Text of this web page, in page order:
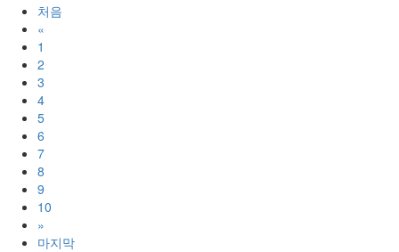
처음
«
1
2
3
4
5
6
7
8
9
10
»
마지막